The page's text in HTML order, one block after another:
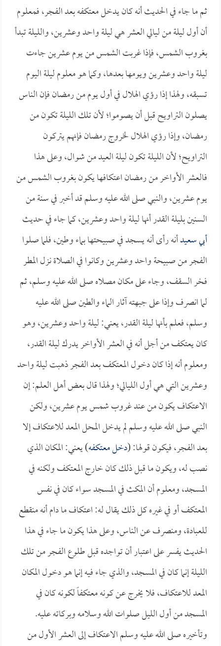
ثم ما جاء في الحديث أنه كان يدخل معتكفه بعد الفجر، فمعلوم
أن أول ليلة من ليالي العشر هي ليلة واحد وعشرين، والليلة تبدأ
بغروب الشمس، فإذا غربت الشمس من يوم عشرين جاءت
ليلة واحد وعشرين ويومها بعدها، وكما هو معلوم ليلة اليوم
تسبقه، ولهذا إذا رؤي الهلال في أول يوم من رمضان فإن الناس
يصلون التراويح قبل أن يصوموا؛ لأن تلك الليلة تكون من
رمضان، وإذا رؤي الهلال لخروج رمضان فإنهم يتركون
التراويح؛ لأن الليلة تكون ليلة العيد من شوال، وعلى هذا
فالعشر الأواخر من رمضان اعتكافها يكون بغروب الشمس من
يوم عشرين، والنبي صلى الله عليه وسلم قد أخبر في سنة من
السنين بليلة القدر أنها ليلة واحد وعشرين، كما جاء في حديث
أبي سعيدأنه رأى أنه يسجد في صبيحتها بماء وطين، فلما صلوا
الفجر من صبيحة واحد وعشرين وكانوا في الصلاة نزل المطر
فخر السقف، وجاء على مكان مصلاه صلى الله عليه وسلم، ثم
لما انصرف وإذا على جبهته آثار الماء والطين صلى الله عليه
وسلم، فعلم بأنها ليلة القدر، يعني: ليلة واحد وعشرين، وهو
كان يعتكف من أجل أنه في العشر الأواخر يدرك ليلة القدر،
ومعلوم أنه إذا كان دخول المعتكف بعد الفجر ذهبت ليلة واحد
وعشرين التي هي أول الليالي؛ ولهذا قال بعض أهل العلم: إن
الاعتكاف يكون من عند غروب شمس يوم عشرين، ولكن
النبي صلى الله عليه وسلم لم يدخل المحل المعد للاعتكاف إلا
بعد الفجر، فيكون قولها: (دخل معتكفه) يعني: المكان الذي
نصب له، ويكون ما قبل ذلك كان خارج المعتكف ولكنه في
المسجد، ومعلوم أن المكث في المسجد سواء كان في نفس
المعتكف أو في غيره كل ذلك يقال له: اعتكاف ما دام أنه منقطع
للعبادة، ومنصرف عن الناس، وعلى هذا يكون ما جاء في هذا
الحديث يفسر على اعتبار أن تواجده قبل طلوع الفجر من تلك
الليلة إنما كان في المسجد، والذي جاء فيه إنما هو دخول المكان
المعد للاعتكاف، فلا يخرج عن كونه معتكفاً لكونه كان في
المسجد من أول الليل صلوات الله وسلامه وبركاته عليه.
وتأخيره صلى الله عليه وسلم الاعتكاف إلى العشر الأول من